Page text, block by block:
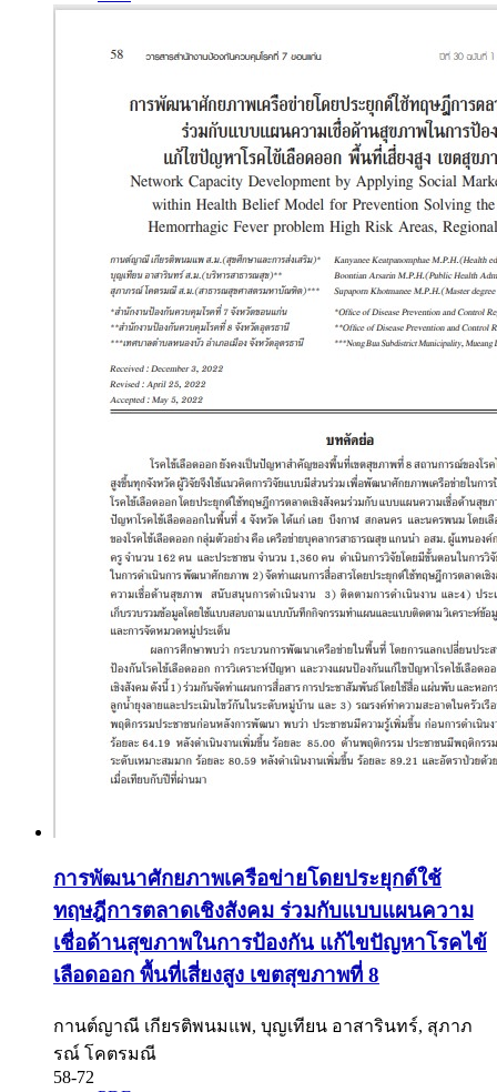
การพัฒนาศักยภาพเครือข่ายโดยประยุกต์ใช้
ทฤษฎีการตลาดเชิงสังคม ร่วมกับแบบแผนความ
เชื่อด้านสุขภาพในการป้องกัน แก้ไขปัญหาโรคไข้
เลือดออก พื้นที่เสี่ยงสูง เขตสุขภาพที่ 8
กานต์ญาณี เกียรติพนมแพ, บุญเทียน อาสารินทร์, สุภาภ
รณ์ โคตรมณี
58-72